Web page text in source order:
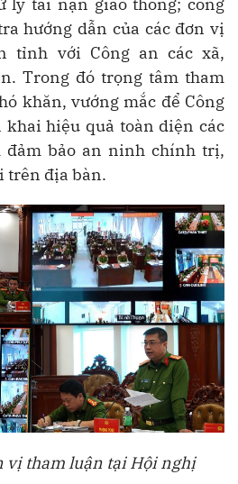
hướng dẫn của các đơn vị
tỉnh với Công an các xã,
Trong đó trọng tâm tham
khăn, vướng mắc để Công
hiệu quả toàn diện các
đảm bảo an ninh chính trị,
trên địa bàn.
vị tham luận tại Hội nghị